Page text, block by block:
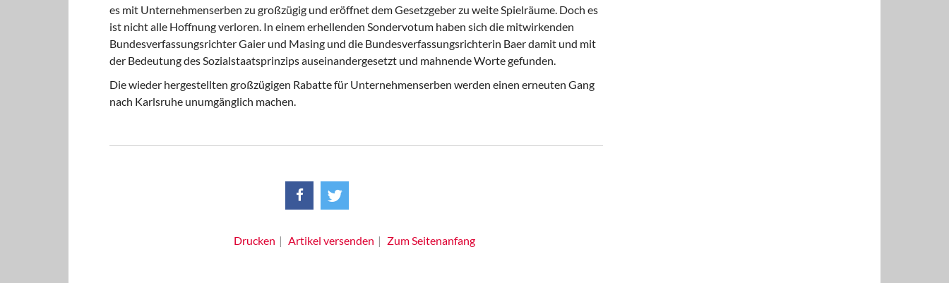
es mit Unternehmenserben zu großzügig und eröffnet dem Gesetzgeber zu weite Spielräume. Doch es
ist nicht alle Hoffnung verloren. In einem erhellenden Sondervotum haben sich die mitwirkenden
Bundesverfassungsrichter Gaier und Masing und die Bundesverfassungsrichterin Baer damit und mit
der Bedeutung des Sozialstaatsprinzips auseinandergesetzt und mahnende Worte gefunden.
Die wieder hergestellten großzügigen Rabatte für Unternehmenserben werden einen erneuten Gang
nach Karlsruhe unumgänglich machen.
Drucken Artikel versenden Zum Seitenanfang